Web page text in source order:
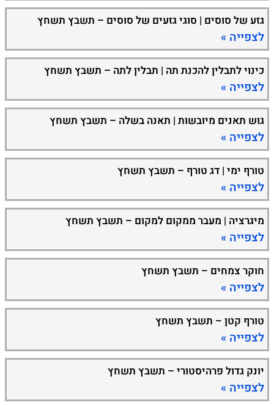
גזע של סוסים | סוגי גזעים של סוסים – תשבץ תשחץ
לצפייה »
כינוי לתבלין להכנת תה | תבלין לתה – תשבץ תשחץ
לצפייה »
גוש תאנים מיובשות | תאנה בשלה – תשבץ תשחץ
לצפייה »
טורף ימי | דג טורף – תשבץ תשחץ
לצפייה »
מיגרציה | מעבר ממקום למקום – תשבץ תשחץ
לצפייה »
חוקר צמחים – תשבץ תשחץ
לצפייה »
טורף קטן – תשבץ תשחץ
לצפייה »
יונק גדול פרהיסטורי – תשבץ תשחץ
לצפייה »